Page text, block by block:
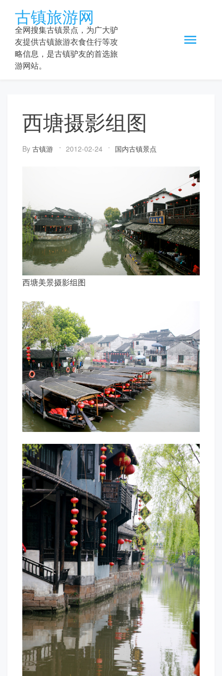
content
古镇旅游网
全网搜集古镇景点，为广大驴
友提供古镇旅游衣食住行等攻
略信息，是古镇驴友的首选旅
游网站。
西塘摄影组图
By 古镇游 2012-02-24 国内古镇景点
西塘美景摄影组图